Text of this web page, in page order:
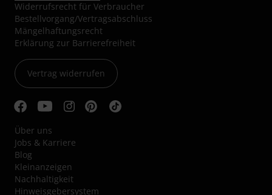
Widerrufsrecht für Verbraucher
Bestellvorgang/Vertragsabschluss
Mängelhaftungsrecht
Erklärung zur Barrierefreiheit
Vertrag widerrufen
Über uns
Jobs & Karriere
Blog
Kleinanzeigen
Nachhaltigkeit
Hinweisgebersystem